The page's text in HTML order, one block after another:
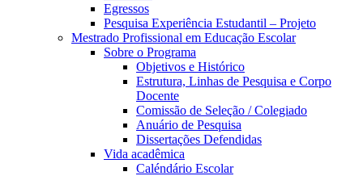
Egressos
Pesquisa Experiência Estudantil – Projeto
Mestrado Profissional em Educação Escolar
Sobre o Programa
Objetivos e Histórico
Estrutura, Linhas de Pesquisa e Corpo
Docente
Comissão de Seleção / Colegiado
Anuário de Pesquisa
Dissertações Defendidas
Vida acadêmica
Caléndário Escolar